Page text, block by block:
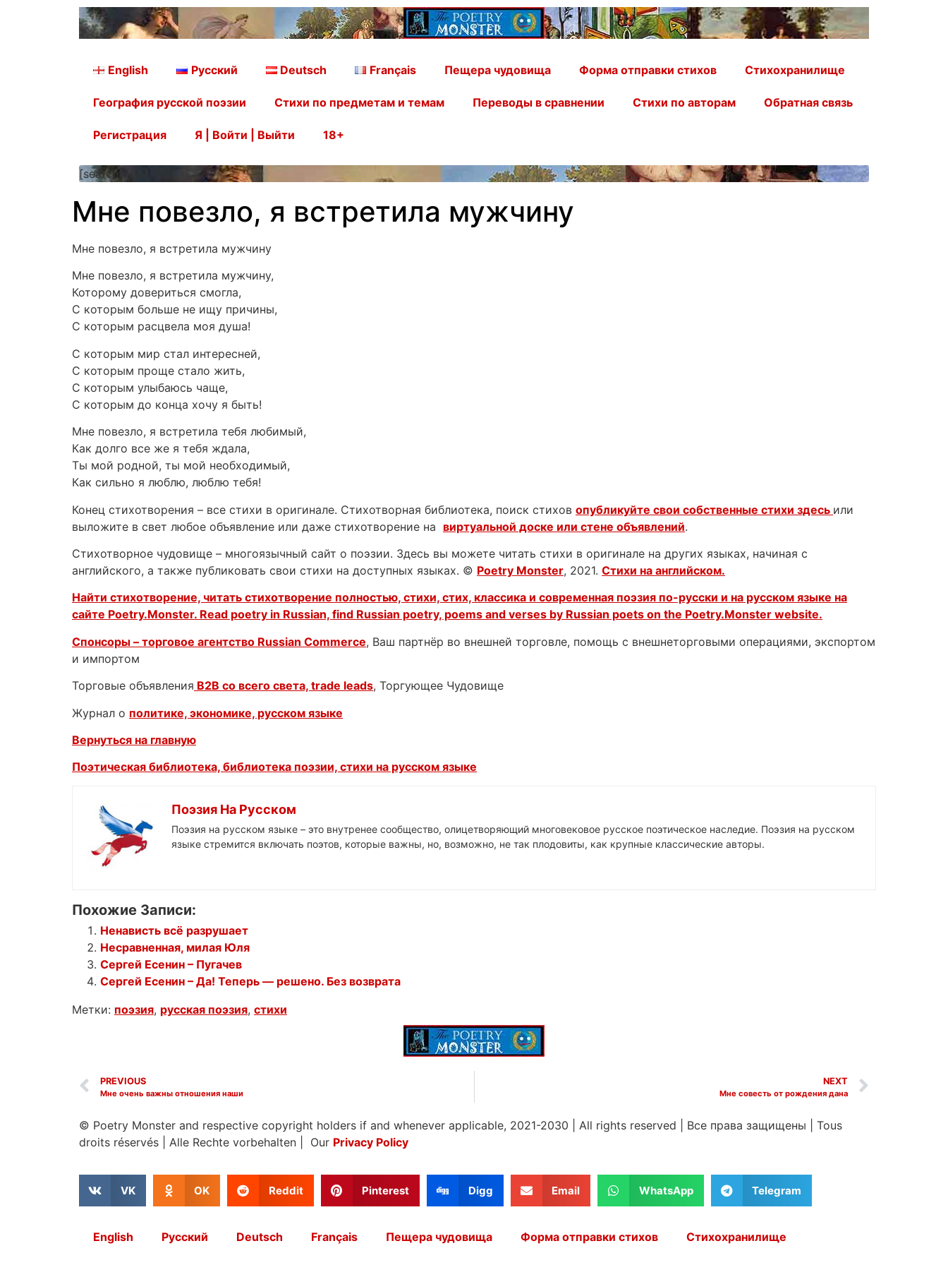
English Русский Deutsch Français Пещера чудовища Форма отправки стихов Стихохранилище
География русской поэзии Стихи по предметам и темам Переводы в сравнении Стихи по авторам Обратная связь
Регистрация Я | Войти | Выйти 18+
[searchform]
Мне повезло, я встретила мужчину
Мне повезло, я встретила мужчину
Мне повезло, я встретила мужчину,
Которому довериться смогла,
С которым больше не ищу причины,
С которым расцвела моя душа!
С которым мир стал интересней,
С которым проще стало жить,
С которым улыбаюсь чаще,
С которым до конца хочу я быть!
Мне повезло, я встретила тебя любимый,
Как долго все же я тебя ждала,
Ты мой родной, ты мой необходимый,
Как сильно я люблю, люблю тебя!
Конец стихотворения – все стихи в оригинале. Стихотворная библиотека, поиск стихов опубликуйте свои собственные стихи здесь или
выложите в свет любое объявление или даже стихотворение на виртуальной доске или стене объявлений.
Стихотворное чудовище – многоязычный сайт о поэзии. Здесь вы можете читать стихи в оригинале на других языках, начиная с
английского, а также публиковать свои стихи на доступных языках. © Poetry Monster, 2021. Стихи на английском.
Найти стихотворение, читать стихотворение полностью, стихи, стих, классика и современная поэзия по-русски и на русском языке на
сайте Poetry.Monster. Read poetry in Russian, find Russian poetry, poems and verses by Russian poets on the Poetry.Monster website.
Спонсоры – торговое агентство Russian Commerce, Ваш партнёр во внешней торговле, помощь с внешнеторговыми операциями, экспортом
и импортом
Торговые объявления B2B со всего света, trade leads, Торгующее Чудовище
Журнал о политике, экономике, русском языке
Вернуться на главную
Поэтическая библиотека, библиотека поэзии, стихи на русском языке
Поэзия На Русском
Поэзия на русском языке – это внутренее сообщество, олицетворяющий многовековое русское поэтическое наследие. Поэзия на русском
языке стремится включать поэтов, которые важны, но, возможно, не так плодовиты, как крупные классические авторы.
Похожие Записи:
Ненависть всё разрушает
Несравненная, милая Юля
Сергей Есенин – Пугачев
Сергей Есенин – Да! Теперь — решено. Без возврата
Метки: поэзия, русская поэзия, стихи
PREVIOUS
Мне очень важны отношения наши
NEXT
Мне совесть от рождения дана
© Poetry Monster and respective copyright holders if and whenever applicable, 2021-2030 All rights reserved Все права защищены
Tous
droits réservés
Alle Rechte vorbehalten | Our Privacy Policy
VK OK Reddit Pinterest Digg Email WhatsApp Telegram
English Русский Deutsch Français Пещера чудовища Форма отправки стихов Стихохранилище